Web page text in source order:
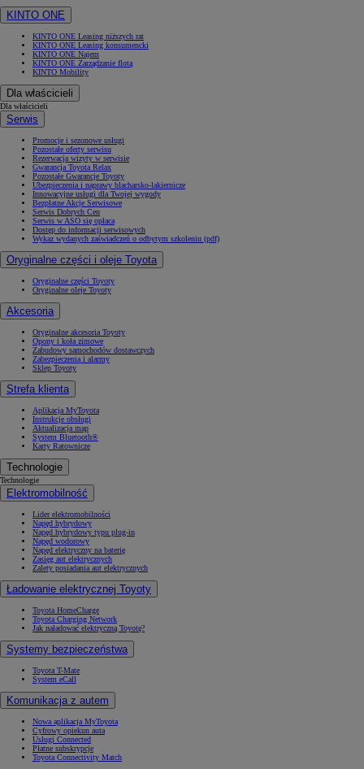
KINTO ONE
KINTO ONE Leasing niższych rat
KINTO ONE Leasing konsumencki
KINTO ONE Najem
KINTO ONE Zarządzanie flotą
KINTO Mobility
Dla właścicieli
Dla właścicieli
Serwis
Promocje i sezonowe usługi
Pozostałe oferty serwisu
Rezerwacja wizyty w serwisie
Gwarancja Toyota Relax
Pozostałe Gwarancje Toyoty
Ubezpieczenia i naprawy blacharsko-lakiernicze
Innowacyjne usługi dla Twojej wygody
Bezpłatne Akcje Serwisowe
Serwis Dobrych Cen
Serwis w ASO się opłaca
Dostęp do informacji serwisowych
Wykaz wydanych zaświadczeń o odbytym szkoleniu (pdf)
Oryginalne części i oleje Toyota
Oryginalne części Toyoty
Oryginalne oleje Toyoty
Akcesoria
Oryginalne akcesoria Toyoty
Opony i koła zimowe
Zabudowy samochodów dostawczych
Zabezpieczenia i alarmy
Sklep Toyoty
Strefa klienta
Aplikacja MyToyota
Instrukcje obsługi
Aktualizacja map
System Bluetooth®
Karty Ratownicze
Technologie
Technologie
Elektromobilność
Lider elektromobilności
Napęd hybrydowy
Napęd hybrydowy typu plug-in
Napęd wodorowy
Napęd elektryczny na baterię
Zasięg aut elektrycznych
Zalety posiadania aut elektrycznych
Ładowanie elektrycznej Toyoty
Toyota HomeCharge
Toyota Charging Network
Jak naładować elektryczną Toyotę?
Systemy bezpieczeństwa
Toyota T-Mate
System eCall
Komunikacja z autem
Nowa aplikacja MyToyota
Cyfrowy opiekun auta
Usługi Connected
Płatne subskrypcje
Toyota Connectivity Match